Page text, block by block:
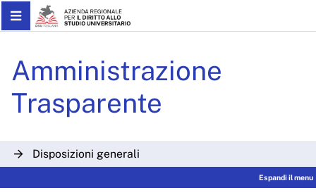
Skip to Main Content
Amministrazione
Trasparente
Disposizioni generali
Espandi il menu